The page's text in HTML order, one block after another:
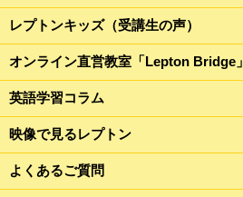
レプトンキッズ（受講生の声）
オンライン直営教室「Lepton Bridge」
英語学習コラム
映像で見るレプトン
よくあるご質問